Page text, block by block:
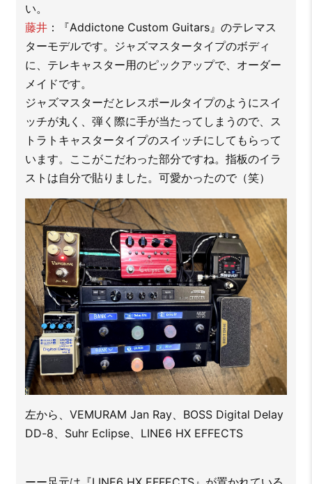
い。
藤井：『Addictone Custom Guitars』のテレマス
ターモデルです。ジャズマスタータイプのボディ
に、テレキャスター用のピックアップで、オーダー
メイドです。
ジャズマスターだとレスポールタイプのようにスイ
ッチが丸く、弾く際に手が当たってしまうので、ス
トラトキャスタータイプのスイッチにしてもらって
います。ここがこだわった部分ですね。指板のイラ
ストは自分で貼りました。可愛かったので（笑）
左から、VEMURAM Jan Ray、BOSS Digital Delay
DD-8、Suhr Eclipse、LINE6 HX EFFECTS